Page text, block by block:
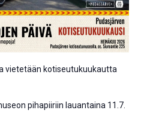
vietetään kotiseutukuukautta
pihapiiriin lauantaina 11.7.